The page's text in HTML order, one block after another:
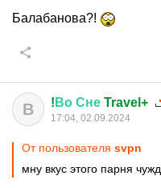
Балабанова?!
В ! Во Сне Travel+
17:04, 02.09.2024
От пользователя svpn
мну вкус этого парня чужд.